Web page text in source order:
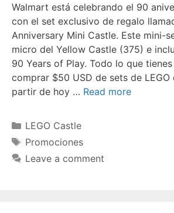
Walmart está celebrando el 90
con el set exclusivo de regalo
Anniversary Mini Castle. Este mini-
micro del Yellow Castle (375) e
90 Years of Play. Todo lo que
comprar $50 USD de sets de LEGO
partir de hoy … Read more
Categories
LEGO Castle
Tags
Promociones
Leave a comment